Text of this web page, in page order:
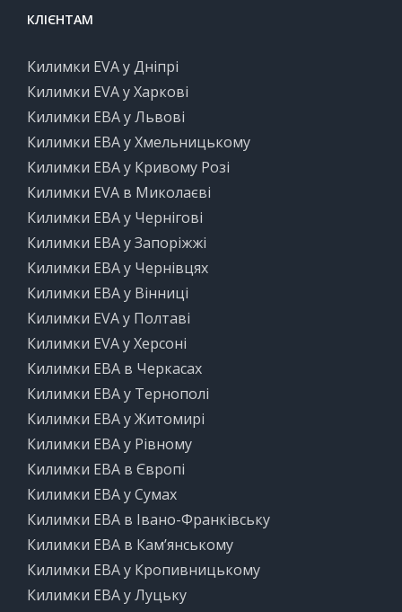
КЛІЄНТАМ
Килимки EVA у Дніпрі
Килимки EVA у Харкові
Килимки ЕВА у Львові
Килимки ЕВА у Хмельницькому
Килимки ЕВА у Кривому Розі
Килимки EVA в Миколаєві
Килимки ЕВА у Чернігові
Килимки ЕВА у Запоріжжі
Килимки ЕВА у Чернівцях
Килимки ЕВА у Вінниці
Килимки EVA у Полтаві
Килимки EVA у Херсоні
Килимки ЕВА в Черкасах
Килимки ЕВА у Тернополі
Килимки ЕВА у Житомирі
Килимки ЕВА у Рівному
Килимки ЕВА в Європі
Килимки ЕВА у Сумах
Килимки ЕВА в Івано-Франківську
Килимки ЕВА в Кам’янському
Килимки ЕВА у Кропивницькому
Килимки ЕВА у Луцьку